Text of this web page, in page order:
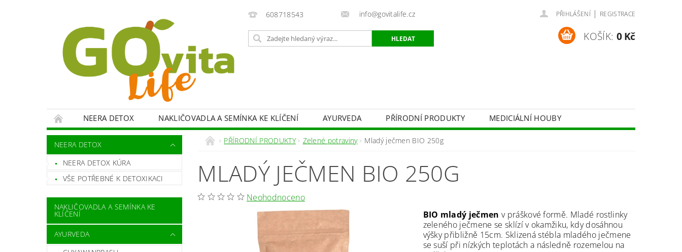
608718543 info@govitalife.cz PŘIHLÁŠENÍ | REGISTRACE
KOŠÍK: 0 Kč
NEERA DETOX NAKLIČOVADLA A SEMÍNKA KE KLÍČENÍ AYURVEDA PŘÍRODNÍ PRODUKTY
MEDICIÁLNÍ HOUBY
VITAMÍNY, MINERÁLY
KOKOSOVÉ PRODUKTY SLADIDLA ZDRAVÁ SNÍDANĚ BYLINY
SPOTŘEBIČE
OBCHODNÍ PODMÍNKY
NEERA DETOX
NEERA DETOX KÚRA
VŠE POTŘEBNÉ K DETOXIKACI
NAKLIČOVADLA A SEMÍNKA KE
KLÍČENÍ
AYURVEDA
PŘÍRODNÍ PRODUKTY Zelené potraviny Mladý ječmen BIO 250g
MLADÝ JEČMEN BIO 250G
Neohodnoceno
BIO mladý ječmen v práškové formě. Mladé rostlinky
zeleného ječmene se sklízí v okamžiku, kdy dosáhnou
výšky přibližně 15cm. Sklizená stébla mladého ječmene
se suší při nízkých teplotách a následně rozemelou na